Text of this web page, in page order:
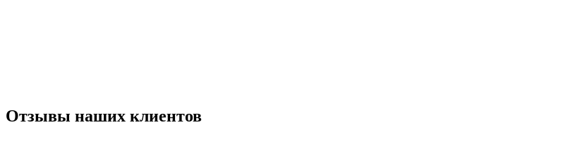
Отзывы наших клиентов